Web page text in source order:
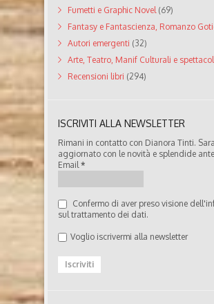
Fumetti e Graphic Novel(69)
Fantasy e Fantascienza, Romanzo
Autori emergenti (32)
Arte, Teatro, Manif Culturali e
Recensioni libri (294)
ISCRIVITI ALLA NEWSLETTER
Rimani in contatto con Dianora Tinti.
aggiornato con le novità e splendide
Email*
Confermo di aver preso visione
sul trattamento dei dati.
Voglio iscrivermi alla newsletter